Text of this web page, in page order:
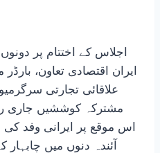
اجلاس کے اختتام پر
ایران اقتصادی تعاون،
علاقائی تجارتی
مشترکہ کوششیں جاری
اس موقع پر ایرانی وفد
آئندہ دنوں میں